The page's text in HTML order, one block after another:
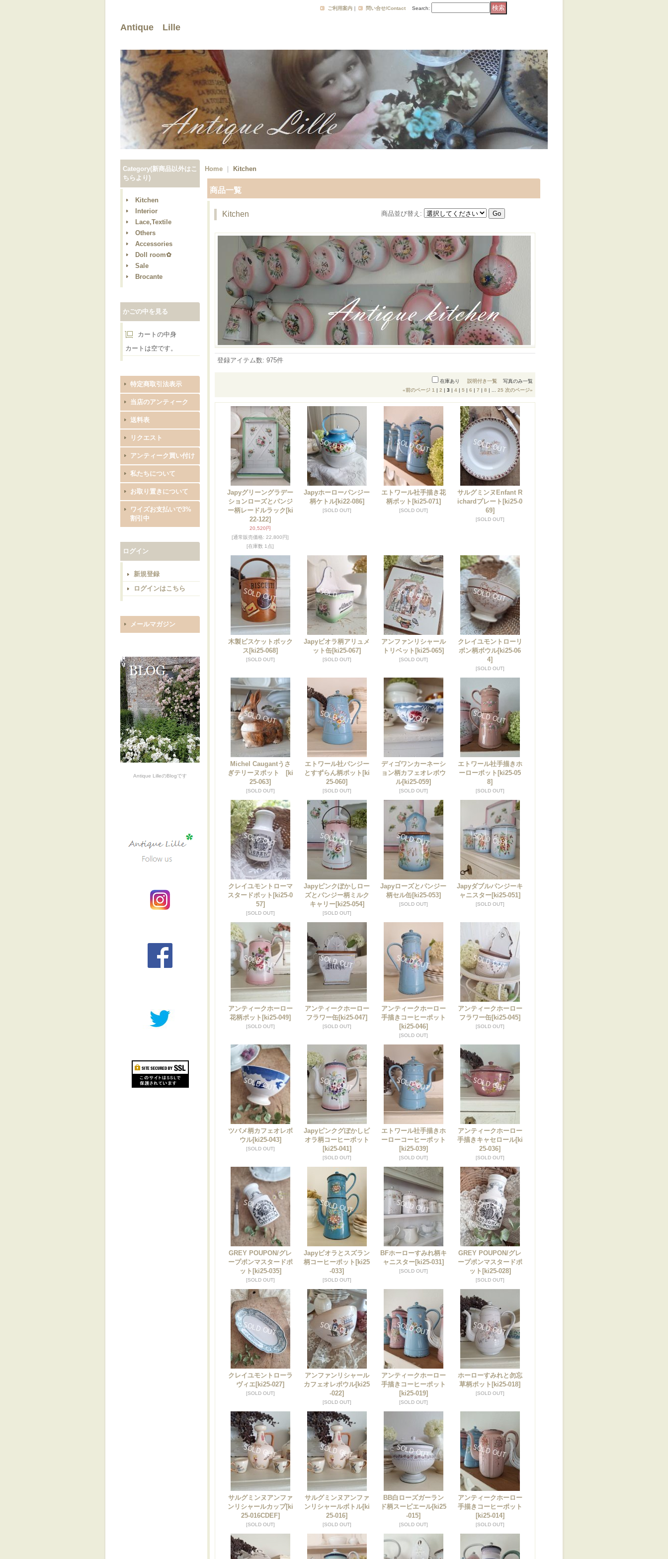
Antique Lille
ご利用案内 ｜ 問い合せ/Contact Search:
Category(新商品以外はこ
ちらより)
Kitchen
Interior
Lace,Textile
Others
Accessories
Doll room✿
Sale
Brocante
かごの中を見る
カートの中身
カートは空です。
特定商取引法表示
当店のアンティーク
送料表
リクエスト
アンティーク買い付け
私たちについて
お取り置きについて
ワイズお支払いで3%
割引中
ログイン
新規登録
ログインはこちら
メールマガジン
Antique LilleのBlogです
Home Kitchen
商品一覧
Kitchen 商品並び替え :
登録アイテム数: 975件
在庫あり 説明付き一覧 写真のみ一覧
«前のページ 1 | 2 | 3 | 4 | 5 | 6 | 7 | 8 | 25 次のページ»
Japyグリーングラデー
ションローズとパンジ
ー柄レードルラック [ki
22-122]
20,520円
[通常販売価格: 22,800円]
[在庫数 1点]
Japyホーローパンジー
柄ケトル[ki22-086]
[SOLD OUT]
エトワール社手描き花
柄ポット [ki25-071]
[SOLD OUT]
サルグミンヌEnfant R
ichardプレート [ki25-0
69]
[SOLD OUT]
木製ビスケットボック
ス [ki25-068]
[SOLD OUT]
Japyビオラ柄アリュメ
ット缶[ki25-067]
[SOLD OUT]
アンファンリシャール
トリベット [ki25-065]
[SOLD OUT]
クレイユモントローリ
ボン柄ボウル[ki25-06
4]
[SOLD OUT]
Michel Caugantうさ
ぎテリーヌポット
[ki
25-063]
[SOLD OUT]
エトワール社パンジー
とすずらん柄ポット [ki
25-060]
[SOLD OUT]
ディゴワンカーネーシ
ョン柄カフェオレボウ
ル[ki25-059]
[SOLD OUT]
エトワール社手描きホ
ーローポット [ki25-05
8]
[SOLD OUT]
クレイユモントローマ
スタードポット [ki25-0
57]
[SOLD OUT]
Japyピンクぼかしロー
ズとパンジー柄ミルク
キャリー[ki25-054]
[SOLD OUT]
Japyローズとパンジー
柄セル缶[ki25-053]
[SOLD OUT]
Japyダブルパンジーキ
ャニスター[ki25-051]
[SOLD OUT]
アンティークホーロー
花柄ポット [ki25-049]
[SOLD OUT]
アンティークホーロー
フラワー缶[ki25-047]
[SOLD OUT]
アンティークホーロー
手描きコーヒーポット
[ki25-046]
[SOLD OUT]
アンティークホーロー
フラワー缶[ki25-045]
[SOLD OUT]
ツバメ柄カフェオレボ
ウル[ki25-043]
[SOLD OUT]
Japyピンクグぼかしビ
オラ柄コーヒーポット
[ki25-041]
[SOLD OUT]
エトワール社手描きホ
ーローコーヒーポット
[ki25-039]
[SOLD OUT]
アンティークホーロー
手描きキャセロール[ki
25-036]
[SOLD OUT]
GREY POUPON/グレ
ープポンマスタードポ
ット [ki25-035]
[SOLD OUT]
Japyビオラとスズラン
柄コーヒーポット [ki25
-033]
[SOLD OUT]
BFホーローすみれ柄キ
ャニスター[ki25-031]
[SOLD OUT]
GREY POUPON/グレ
ープポンマスタードポ
ット [ki25-028]
[SOLD OUT]
クレイユモントローラ
ヴィエ[ki25-027]
[SOLD OUT]
アンファンリシャール
カフェオレボウル[ki25
-022]
[SOLD OUT]
アンティークホーロー
手描きコーヒーポット
[ki25-019]
[SOLD OUT]
ホーローすみれと勿忘
草柄ポット [ki25-018]
[SOLD OUT]
サルグミンヌアンファ
ンリシャールカップ[ki
25-016CDEF]
[SOLD OUT]
サルグミンヌアンファ
ンリシャールボトル[ki
25-016]
[SOLD OUT]
BB白ローズガーラン
ド柄スーピエール[ki25
-015]
[SOLD OUT]
アンティークホーロー
手描きコーヒーポット
[ki25-014]
[SOLD OUT]